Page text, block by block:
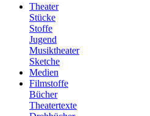
Theater
Stücke
Stoffe
Jugend
Musiktheater
Sketche
Medien
Filmstoffe
Bücher
Theatertexte